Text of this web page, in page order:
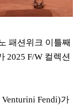
패션위크 이틀째
2025 F/W 컬렉션
Fendi)가